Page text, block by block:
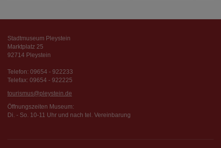
Stadtmuseum Pleystein
Marktplatz 25
92714 Pleystein
Telefon: 09654 - 922233
Telefax: 09654 - 922225
tourismus@pleystein.de
Öffnungszeiten Museum:
Di. - So. 10-11 Uhr und nach tel. Vereinbarung